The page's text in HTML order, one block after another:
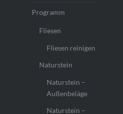
Programm
Fliesen
Fliesen reinigen
Naturstein
Naturstein –
Außenbeläge
Naturstein –